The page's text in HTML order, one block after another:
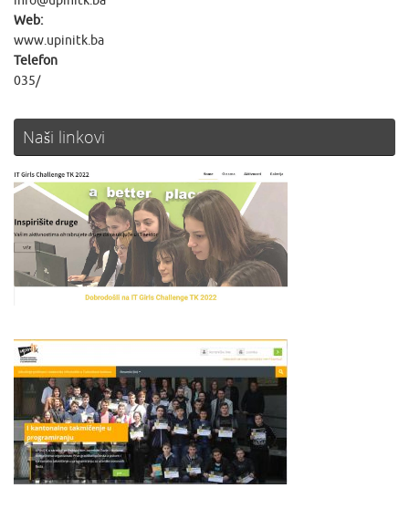
Web:
www.upinitk.ba
Telefon
035/
Naši linkovi